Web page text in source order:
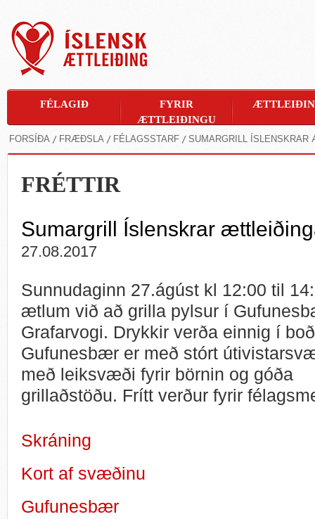
FORSÍÐA FRÆÐSLA FÉLAGSSTARF SUMARGRILL
FRÉTTIR
Sumargrill Íslenskrar
27.08.2017
Sunnudaginn 27.ágúst kl 12:00 til
ætlum við að grilla pylsur í
Grafarvogi. Drykkir verða einnig í
Gufunesbær er með stórt
með leiksvæði fyrir börnin og góða
grillaðstöðu. Frítt verður fyrir
Skráning
Kort af svæðinu
Gufunesbær
FÉLAGIÐ
FYRIR
ÆTTLEIÐINGU